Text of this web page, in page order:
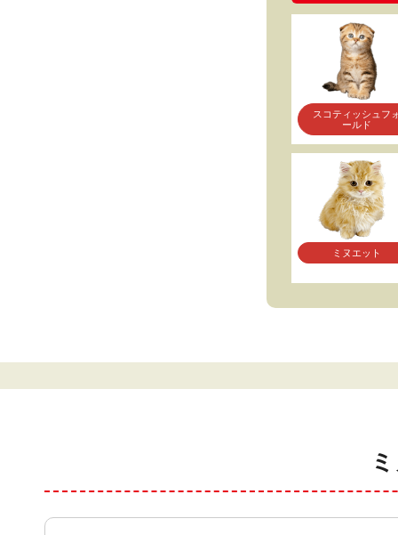
スコティッシュフ
ールド
ミヌエット